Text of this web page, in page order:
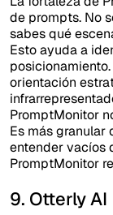
de prompts. No
sabes qué
Esto ayuda a
orientación
PromptMonitor
Es más granular
entender vacíos
PromptMonitor
9. Otterly AI